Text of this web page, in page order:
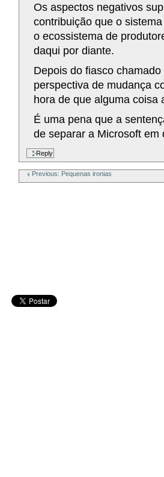
Os aspectos negativos
contribuição que o
o ecossistema de
daqui por diante.
Depois do fiasco
perspectiva de mudança
hora de que alguma coisa
É uma pena que a
de separar a Microsoft
Previous: Pequenas ironias